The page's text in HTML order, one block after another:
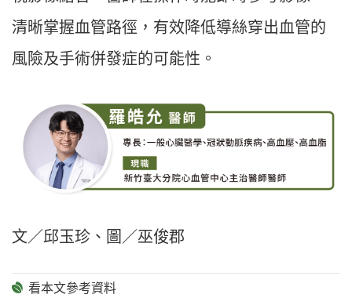
清晰掌握血管路徑，有效降低導絲穿出血管的
風險及手術併發症的可能性。
文／邱玉珍、圖／巫俊郡